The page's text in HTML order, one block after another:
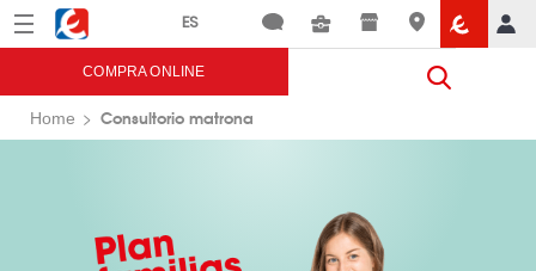
Menú Eroski
COMPRA ONLINE
Home Consultorio matrona